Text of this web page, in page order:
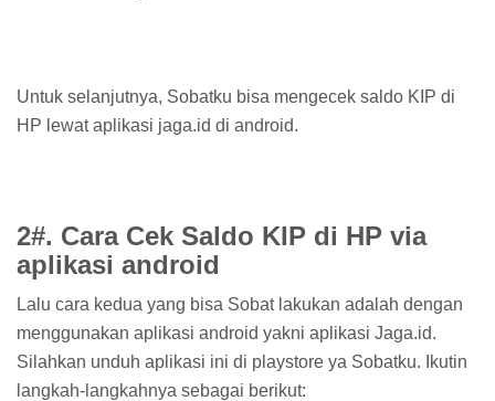
Untuk selanjutnya, Sobatku bisa mengecek saldo KIP di
HP lewat aplikasi jaga.id di android.
2#. Cara Cek Saldo KIP di HP via
aplikasi android
Lalu cara kedua yang bisa Sobat lakukan adalah dengan
menggunakan aplikasi android yakni aplikasi Jaga.id.
Silahkan unduh aplikasi ini di playstore ya Sobatku. Ikutin
langkah-langkahnya sebagai berikut: